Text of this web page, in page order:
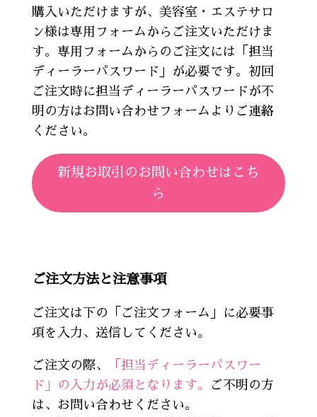
購入いただけますが、美容室・エステサロ
ン様は専用フォームからご注文いただけま
す。専用フォームからのご注文には「担当
ディーラーパスワード」が必要です。初回
ご注文時に担当ディーラーパスワードが不
明の方はお問い合わせフォームよりご連絡
ください。
新規お取引のお問い合わせはこち
ら
ご注文方法と注意事項
ご注文は下の「ご注文フォーム」に必要事
項を入力、送信してください。
ご注文の際、
「担当ディーラーパスワー
ド」の入力が必須となります。
ご不明の方
は、お問い合わせください。